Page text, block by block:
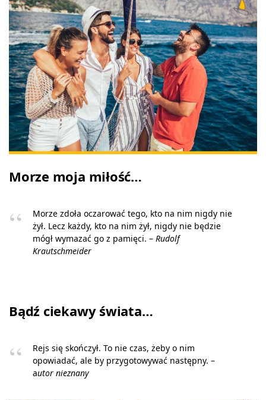
Morze moja miłość…
Morze zdoła oczarować tego, kto na nim nigdy nie
żył. Lecz każdy, kto na nim żył, nigdy nie będzie
mógł wymazać go z pamięci. – Rudolf
Krautschmeider
Bądź ciekawy świata…
Rejs się skończył. To nie czas, żeby o nim
opowiadać, ale by przygotowywać następny. –
autor nieznany